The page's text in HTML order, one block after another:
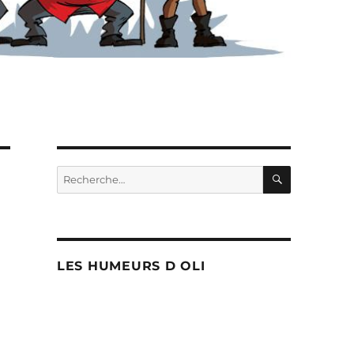
Recherche
pour :
LES HUMEURS D OLI